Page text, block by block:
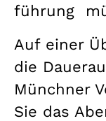
führung
Auf einer
die
Münchner
Sie das